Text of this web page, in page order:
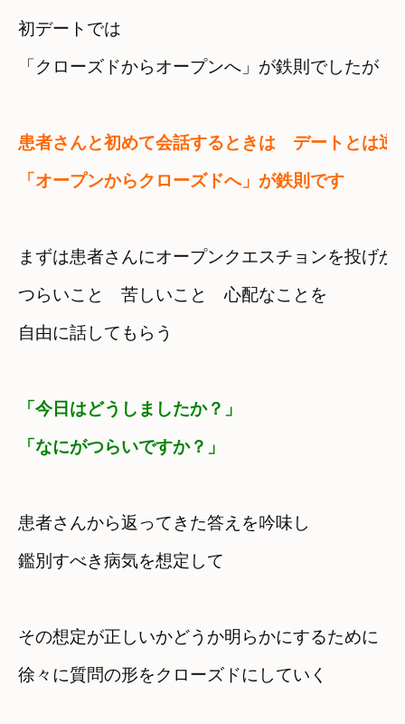
初デートでは
患者さんと初めて会話するときは　デートとは逆
「オープンからクローズドへ」が鉄則です
まずは患者さんにオープンクエスチョンを投げ
つらいこと　苦しいこと　心配なことを
「今日はどうしましたか？」
「なにがつらいですか？」
患者さんから返ってきた答えを吟味し
その想定が正しいかどうか明らかにするために